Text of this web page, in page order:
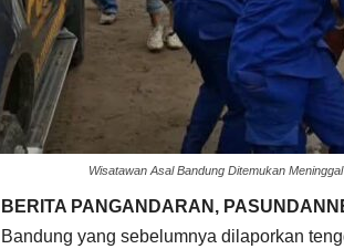
Wisatawan Asal Bandung Ditemukan
BERITA PANGANDARAN,
Bandung yang sebelumnya dilaporkan